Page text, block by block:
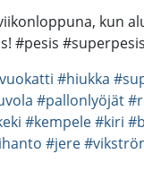
kun
#pesis #superpesis
#hiukka
#pallonlyöjät
#kempele#kiri
#jere